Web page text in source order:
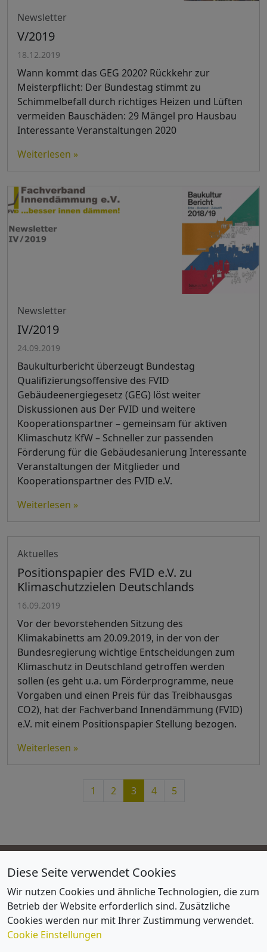
Newsletter
V/2019
18.12.2019
Wann kommt das GEG 2020? Rückkehr zur
Meisterpflicht: Der Bundestag stimmt zu
Schimmelbefall durch richtiges Heizen und Lüften
vermeiden Bauschäden: 29 Mängel pro Hausbau
Interessante Veranstaltungen 2020
Weiterlesen »
Newsletter
IV/2019
24.09.2019
Baukulturbericht überzeugt Bundestag
Qualifizierungsoffensive des FVID
Gebäudeenergiegesetz (GEG) löst weiter
Diskussionen aus Der FVID und weitere
Kooperationspartner – gemeinsam für aktiven
Klimaschutz KfW – Schneller zur passenden
Förderung für die Gebäudesanierung Interessante
Veranstaltungen der Mitglieder und
Kooperationspartner des FVID e.V.
Weiterlesen »
Aktuelles
Positionspapier des FVID e.V. zu
Klimaschutzzielen Deutschlands
16.09.2019
Vor der bevorstehenden Sitzung des
Klimakabinetts am 20.09.2019, in der von der
Bundesregierung wichtige Entscheidungen zum
Klimaschutz in Deutschland getroffen werden
sollen (es geht u.a. um Förderprogramme, neue
Vorgaben und einen Preis für das Treibhausgas
CO2), hat der Fachverband Innendämmung (FVID)
e.V. mit einem Positionspapier Stellung bezogen.
Weiterlesen »
Page
1 Page
2 Current Page
3 Page
4 Page
5
FVID
Impressum
Lageplan / Anfahrtsskizze
Satzung und Organisation
Diese Seite verwendet Cookies
Wir nutzen Cookies und ähnliche Technologien, die zum
Betrieb der Website erforderlich sind. Zusätzliche
Cookies werden nur mit Ihrer Zustimmung verwendet.
Cookie Einstellungen